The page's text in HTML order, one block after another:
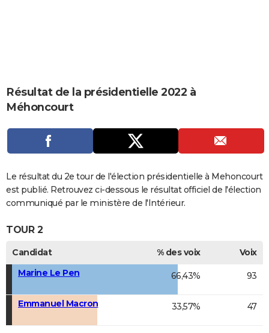
CARTE DE VOEUX
Carte de Noël
Carte Bonne année
Carte Saint-Valentin
Carte Pâques
Carte d'anniversaire
DICTIONNAIRE
Dictionnaire
Biographies
Expressions
Proverbes
PROGRAMME TV
S'inscrire
Se connecter
Lycées
Collèges
Primaires
Universités
Entreprises
Service militaire
Avis de recherche
AVIS DE DÉCÈS
Bricolage
Lifestyle
Culture
Sport
Auto
Television
Voyage
Cinema
Résultat de la présidentielle 2022 à
Méhoncourt
Le résultat du 2e tour de l'élection présidentielle à Mehoncourt
est publié. Retrouvez ci-dessous le résultat officiel de l'élection
communiqué par le ministère de l'Intérieur.
TOUR 2
Candidat % des voix
Voix
Marine Le Pen
66,43% 93
Emmanuel Macron 33,57% 47